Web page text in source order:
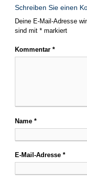
Schreiben Sie einen
Deine E-Mail-Adresse
sind mit * markiert
Kommentar *
Name *
E-Mail-Adresse *